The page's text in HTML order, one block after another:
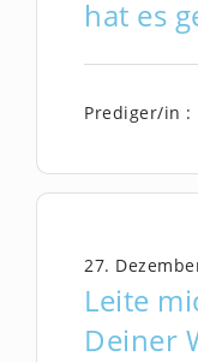
hat es
Prediger/in :
Leite
Deiner
27.